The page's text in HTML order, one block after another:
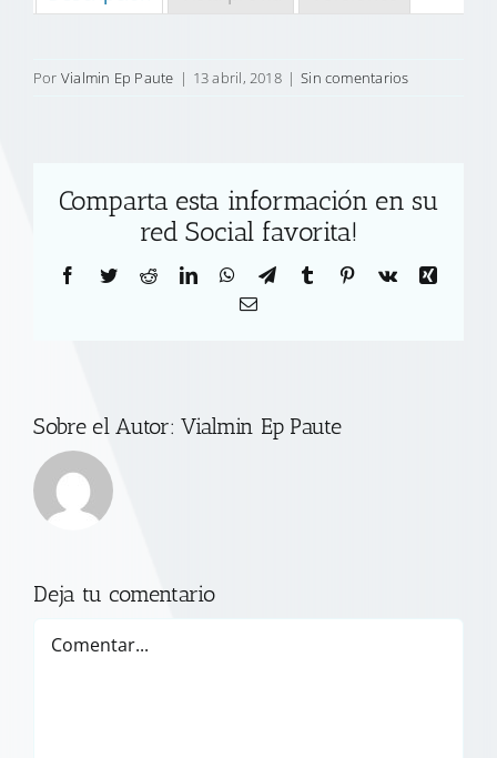
Por Vialmin Ep Paute | 13 abril, 2018 | Sin comentarios
Comparta esta información en su
red Social favorita!
Facebook
TwitterRedditLinkedInWhatsApp
TelegramTumblr Pinterest
Vk
Xing
Correo
Sobre el Autor:Vialmin Ep Paute
Deja tu comentario